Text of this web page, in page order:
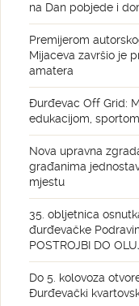
na Dan pobjede i
Premijerom
Mijaceva završio je
amatera
Đurđevac Off Grid:
edukacijom,
Nova upravna
građanima
mjestu
35. obljetnica
đurđevačke
POSTROJBI DO
Do 5. kolovoza
Đurđevački